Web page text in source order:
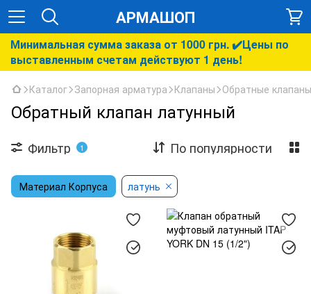
АРМАШОП
Минимальная сумма заказа от 1000 грн. ✔️Цены по
выставленным счетам действуют 1 день!
Каталог Запорная арматура Клапаны Обратные клапаны
Обратный клапан латунный
Фильтр 1 По популярности
Материал Корпуса латунь